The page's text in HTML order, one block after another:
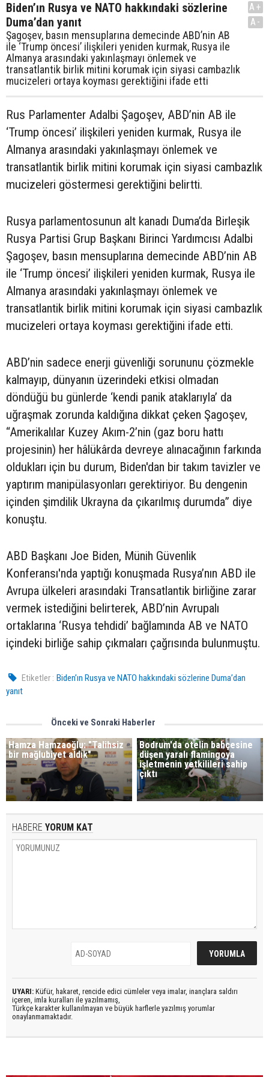
Biden’ın Rusya ve NATO hakkındaki sözlerine
Duma’dan yanıt
Şagoşev, basın mensuplarına demecinde ABD’nin AB
ile ‘Trump öncesi’ ilişkileri yeniden kurmak, Rusya ile
Almanya arasındaki yakınlaşmayı önlemek ve
transatlantik birlik mitini korumak için siyasi cambazlık
mucizeleri ortaya koyması gerektiğini ifade etti
A+
A-
Rus Parlamenter Adalbi Şagoşev, ABD’nin AB ile
‘Trump öncesi’ ilişkileri yeniden kurmak, Rusya ile
Almanya arasındaki yakınlaşmayı önlemek ve
transatlantik birlik mitini korumak için siyasi cambazlık
mucizeleri göstermesi gerektiğini belirtti.
Rusya parlamentosunun alt kanadı Duma’da Birleşik
Rusya Partisi Grup Başkanı Birinci Yardımcısı Adalbi
Şagoşev, basın mensuplarına demecinde ABD’nin AB
ile ‘Trump öncesi’ ilişkileri yeniden kurmak, Rusya ile
Almanya arasındaki yakınlaşmayı önlemek ve
transatlantik birlik mitini korumak için siyasi cambazlık
mucizeleri ortaya koyması gerektiğini ifade etti.
ABD’nin sadece enerji güvenliği sorununu çözmekle
kalmayıp, dünyanın üzerindeki etkisi olmadan
döndüğü bu günlerde ‘kendi panik ataklarıyla’ da
uğraşmak zorunda kaldığına dikkat çeken Şagoşev,
“Amerikalılar Kuzey Akım-2’nin (gaz boru hattı
projesinin) her hâlükârda devreye alınacağının farkında
oldukları için bu durum, Biden'dan bir takım tavizler ve
yaptırım manipülasyonları gerektiriyor. Bu dengenin
içinden şimdilik Ukrayna da çıkarılmış durumda” diye
konuştu.
ABD Başkanı Joe Biden, Münih Güvenlik
Konferansı'nda yaptığı konuşmada Rusya’nın ABD ile
Avrupa ülkeleri arasındaki Transatlantik birliğine zarar
vermek istediğini belirterek, ABD’nin Avrupalı
ortaklarına ‘Rusya tehdidi’ bağlamında AB ve NATO
içindeki birliğe sahip çıkmaları çağrısında bulunmuştu.
Etiketler : Biden’ın Rusya ve NATO hakkındaki sözlerine Duma’dan
yanıt
Önceki ve Sonraki Haberler
Hamza Hamzaoğlu: "Talihsiz
bir mağlubiyet aldık"
Bodrum'da otelin bahçesine
düşen yaralı flamingoya
işletmenin yetkilileri sahip
çıktı
HABERE YORUM KAT
UYARI: Küfür, hakaret, rencide edici cümleler veya imalar, inançlara saldırı
içeren, imla kuralları ile yazılmamış,
Türkçe karakter kullanılmayan ve büyük harflerle yazılmış yorumlar
onaylanmamaktadır.